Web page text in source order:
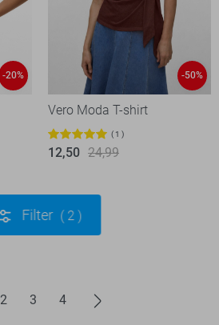
-20% -50%
Vero Moda T-shirt
1
12,50 24,99
Filter 2
2 3 4